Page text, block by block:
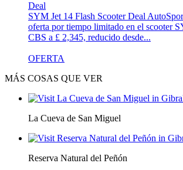
SYM Jet 14 Flash Scooter Deal
oferta por tiempo limitado en el scooter
CBS a £ 2,345, reducido desde...
OFERTA
MÁS COSAS QUE VER
La Cueva de San Miguel
Reserva Natural del Peñón